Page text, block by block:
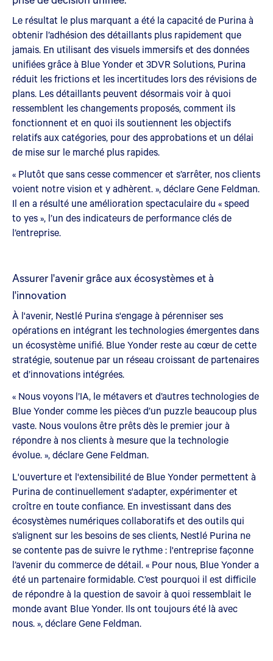
Le résultat le plus marquant a été la capacité de Purina à
obtenir l’adhésion des détaillants plus rapidement que
jamais. En utilisant des visuels immersifs et des données
unifiées grâce à Blue Yonder et 3DVR Solutions, Purina
réduit les frictions et les incertitudes lors des révisions de
plans. Les détaillants peuvent désormais voir à quoi
ressemblent les changements proposés, comment ils
fonctionnent et en quoi ils soutiennent les objectifs
relatifs aux catégories, pour des approbations et un délai
de mise sur le marché plus rapides.
« Plutôt que sans cesse commencer et s’arrêter, nos clients
voient notre vision et y adhèrent. », déclare Gene Feldman.
Il en a résulté une amélioration spectaculaire du « speed
to yes », l’un des indicateurs de performance clés de
l’entreprise.
Assurer l'avenir grâce aux écosystèmes et à
l'innovation
À l'avenir, Nestlé Purina s'engage à pérenniser ses
opérations en intégrant les technologies émergentes dans
un écosystème unifié. Blue Yonder reste au cœur de cette
stratégie, soutenue par un réseau croissant de partenaires
et d’innovations intégrées.
« Nous voyons l’IA, le métavers et d’autres technologies de
Blue Yonder comme les pièces d’un puzzle beaucoup plus
vaste. Nous voulons être prêts dès le premier jour à
répondre à nos clients à mesure que la technologie
évolue. », déclare Gene Feldman.
L'ouverture et l'extensibilité de Blue Yonder permettent à
Purina de continuellement s'adapter, expérimenter et
croître en toute confiance. En investissant dans des
écosystèmes numériques collaboratifs et des outils qui
s’alignent sur les besoins de ses clients, Nestlé Purina ne
se contente pas de suivre le rythme : l'entreprise façonne
l’avenir du commerce de détail. « Pour nous, Blue Yonder a
été un partenaire formidable. C’est pourquoi il est difficile
de répondre à la question de savoir à quoi ressemblait le
monde avant Blue Yonder. Ils ont toujours été là avec
nous. », déclare Gene Feldman.